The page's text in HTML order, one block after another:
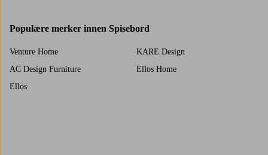
Populære merker innen Spisebord
Venture Home
KARE Design
AC Design Furniture
Ellos Home
Ellos